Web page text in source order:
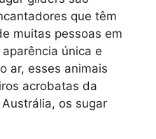
que têm
muitas pessoas em
única e
ar, esses animais
acrobatas da
os sugar